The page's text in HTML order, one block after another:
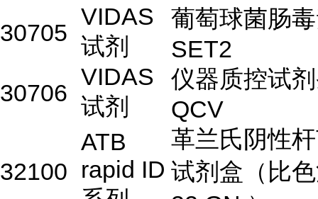
30705
VIDAS
试剂
葡萄球菌肠
SET2
30706
VIDAS
试剂
仪器质控试
QCV
32100
ATB
rapid ID
革兰氏阴性
试剂盒（比